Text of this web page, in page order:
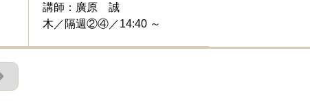
講師： 廣原 誠
木／隔週②④／14:40 ～